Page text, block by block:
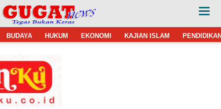
BUDAYA HUKUM EKONOMI KAJIAN ISLAM